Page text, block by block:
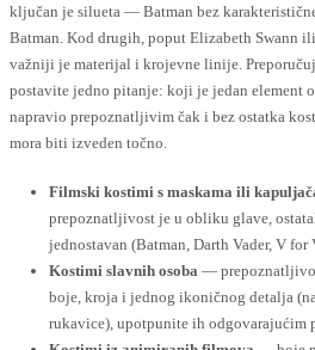
ključan je silueta — Batman bez
Batman. Kod drugih, poput Elizabeth Swann
važniji je materijal i krojevne linije.
postavite jedno pitanje: koji je jedan element
napravio prepoznatljivim čak i bez ostatka
mora biti izveden točno.
Filmski kostimi s maskama ili
prepoznatljivost je u obliku glave,
jednostavan (Batman, Darth Vader, V for
Kostimi slavnih osoba —
boje, kroja i jednog ikoničnog detalja
rukavice), upotpunite ih odgovarajućim